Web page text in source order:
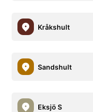
Kråkshult
Sandshult
Eksjö S